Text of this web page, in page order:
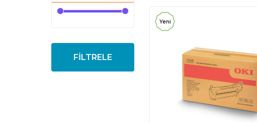
FİLTRELE
Yeni